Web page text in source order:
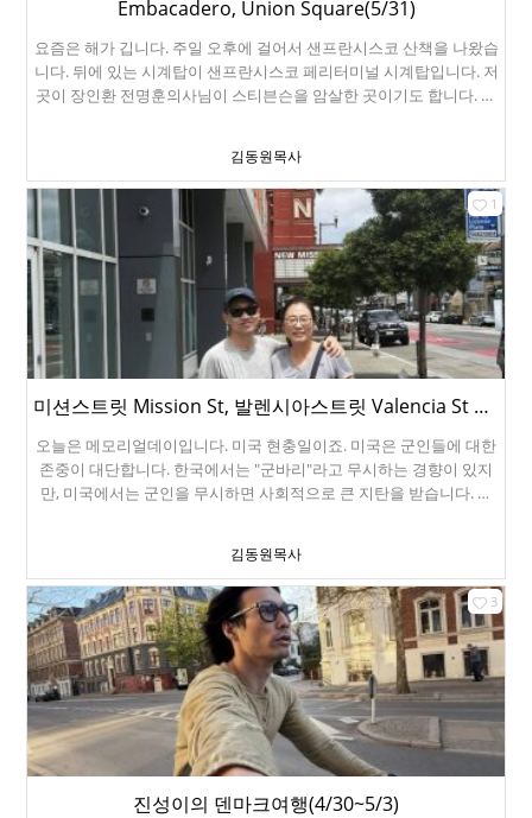
Embacadero, Union Square(5/31)
요즘은 해가 깁니다. 주일 오후에 걸어서 샌프란시스코 산책을 나왔습
니다. 뒤에 있는 시계탑이 샌프란시스코 페리터미널 시계탑입니다. 저
곳이 장인환 전명훈의사님이 스티븐슨을 암살한 곳이기도 합니다. 여
슈퍼두퍼에서 저녁 먹고 돌아왔습니다.
김동원목사
미션스트릿 Mission St, 발렌시아스트릿 Valencia St 투어(5/25)
오늘은 메모리얼데이입니다. 미국 현충일이죠. 미국은 군인들에 대한
존중이 대단합니다. 한국에서는 "군바리"라고 무시하는 경향이 있지
만, 미국에서는 군인을 무시하면 사회적으로 큰 지탄을 받습니다. 얼
를 얼굴에 뿌렸습니다. 방송에서는 "군복무를 했던 민간인"에게 후추
스프레이를 뿌렸다고 보도를 했고, 가해자는 체포되었습니다. 한참 전
에 군복무를 했어도, 미국에서는 군인들은 무조건 존중해줍니다. 여기
는 미션 스트릿입니다. 여러 중남미 나라들의 이름표가 보이죠? 여기
는 중남미 이민자들 중심으로 운영되는 거리입니다. 보리또와 타코를
먹었습니다. Taqueria El Farolito, 2779 Mission St, San Francisco,
CA 94110 현금만 받습니다. 가격은 10불, 타코는 9불. 정말 싸네요. 양
도 많구요. 추천합니다. 미션 24가 역에 열린 노점입니다. 별 것을 다
팝니다. 생필품부터 음식까지. 여기는 16가 미션 역입니다. 여기도 대
단히 노점이 많았는데, 뉴스에서 보도한 후 많이 사라졌습니다. 심지
어 길에서 생고기도 팔았습니다. 그런데 특이한 것은 바로 옆 길인 발
김동원목사
1
진성이의 덴마크여행(4/30~5/3)
3